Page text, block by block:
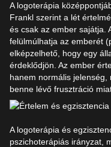
A logoterápia
Frankl szerint a lét
és csak az ember sajátja.
felülmúlhatja az emberét
elképzelhető, hogy egy
érdeklődjön. Az ember
hanem normális
benne lévő frusztráció
A logoterápia és
pszichoterápiás irányzat,